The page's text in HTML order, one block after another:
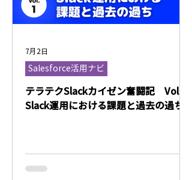
テラテクSlackカイゼン奮闘記 Vol.1
Slack運用における課題と過去の過ち
Salesforce活用ナビ
7月2日